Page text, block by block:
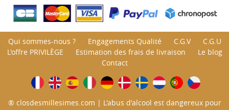
Qui sommes-nous ? Engagements Qualité C.G.V
C.G.U
L'offre PRIVILÈGE
Estimation des frais de livraison
Le blog
Contact
® closdesmillesimes.com | L'abus d'alcool est dangereux pour